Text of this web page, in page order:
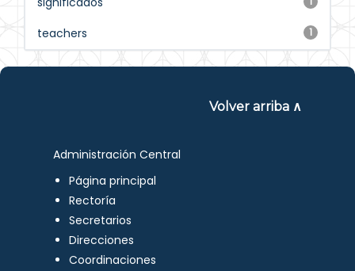
1
teachers
Volver arriba ∧
Administración Central
Página principal
Rectoría
Secretarios
Direcciones
Coordinaciones